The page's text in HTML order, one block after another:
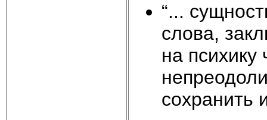
“...
слова,
на психику
сохранить